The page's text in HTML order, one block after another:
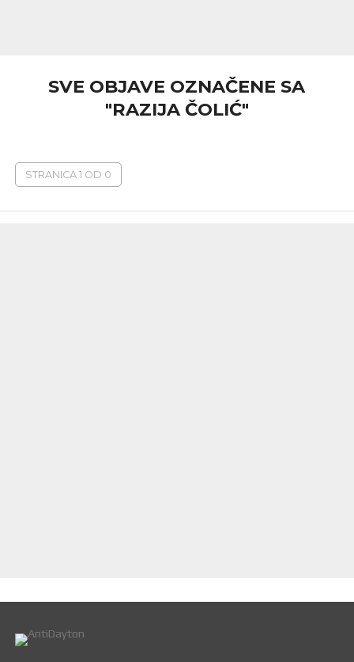
SVE OBJAVE OZNAČENE SA
"RAZIJA ČOLIĆ"
STRANICA 1 OD 0